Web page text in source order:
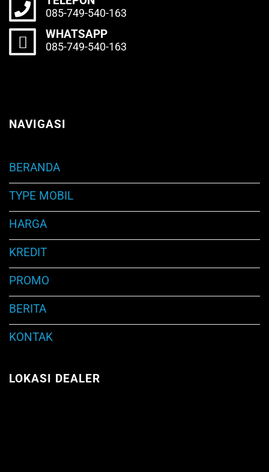
085-749-540-163
WHATSAPP
085-749-540-163
NAVIGASI
BERANDA
TYPE MOBIL
HARGA
KREDIT
PROMO
BERITA
KONTAK
LOKASI DEALER